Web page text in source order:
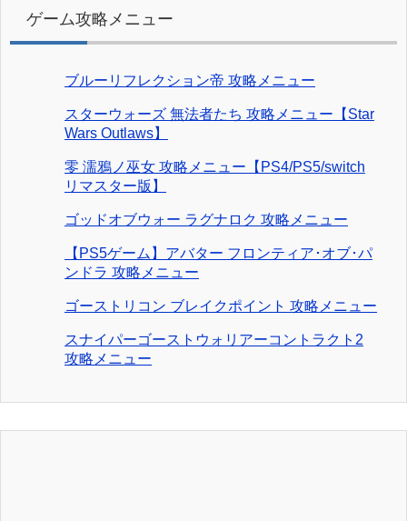
ゲーム攻略メニュー
ブルーリフレクション帝 攻略メニュー
スターウォーズ 無法者たち 攻略メニュー【Star
Wars Outlaws】
零 濡鴉ノ巫女 攻略メニュー【PS4/PS5/switch
リマスター版】
ゴッドオブウォー ラグナロク 攻略メニュー
【PS5ゲーム】アバター フロンティア･オブ･パ
ンドラ 攻略メニュー
ゴーストリコン ブレイクポイント 攻略メニュー
スナイパーゴーストウォリアーコントラクト2
攻略メニュー